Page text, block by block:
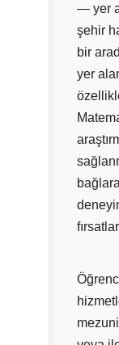
— yer
şehir
bir
yer